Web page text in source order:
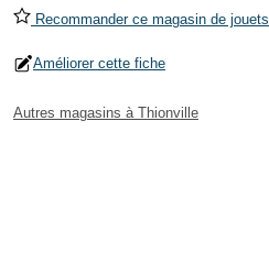
Recommander ce magasin de jouets
Améliorer cette fiche
Autres magasins à Thionville